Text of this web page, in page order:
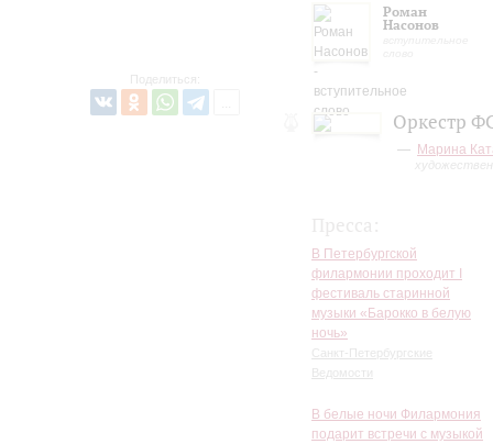
Поделиться:
Роман
Насонов
Оркестр
Марина
В Петербургской
филармонии проходит I
фестиваль старинной
музыки «Барокко в белую
ночь»
Санкт-Петербургские
Ведомости
В белые ночи Филармония
подарит встречи с музыкой